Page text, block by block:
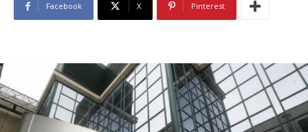
Facebook X Pinterest